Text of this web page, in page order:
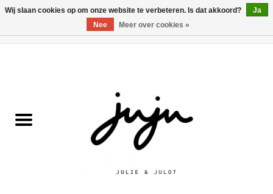
Kledij jongens
Wij slaan cookies op om onze website te verbeteren. Is dat akkoord?
Ja
Nee
Meer over cookies »